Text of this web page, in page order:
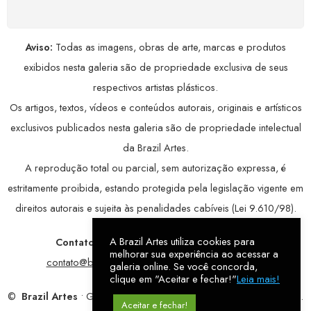
Aviso: Todas as imagens, obras de arte, marcas e produtos
exibidos nesta galeria são de propriedade exclusiva de seus
respectivos artistas plásticos.
Os artigos, textos, vídeos e conteúdos autorais, originais e artísticos
exclusivos publicados nesta galeria são de propriedade intelectual
da Brazil Artes.
A reprodução total ou parcial, sem autorização expressa, é
estritamente proibida, estando protegida pela legislação vigente em
direitos autorais e sujeita às penalidades cabíveis (Lei 9.610/98).
Contatos: WhatsApp:79 9998-1221/ E-mail:
contato@brazilartes.com/ Instagram:@brazilartes
© Brazil Artes • Galeria Online.9 anosde história (2017 – 2026).
A Brazil Artes utiliza cookies para
melhorar sua experiência ao acessar a
galeria online. Se você concorda,
clique em "Aceitar e fechar!"Leia mais!
Aceitar e fechar!